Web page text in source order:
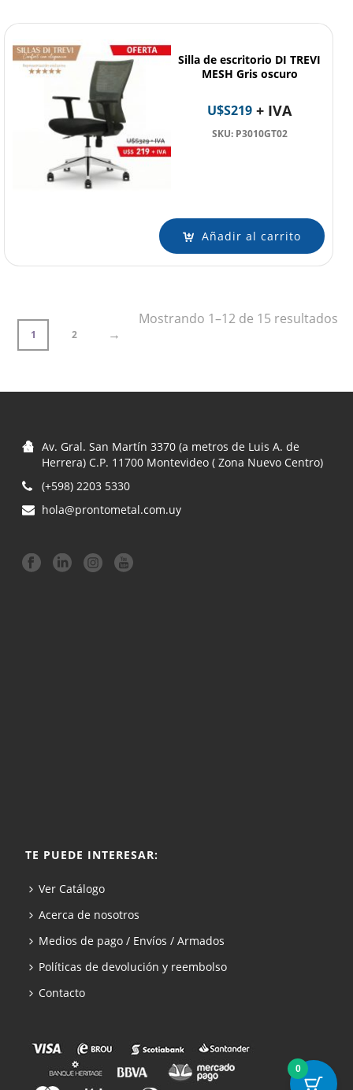
Silla de escritorio DI TREVI
MESH Gris oscuro
U$S219 + IVA
SKU: P3010GT02
Añadir al carrito
1 2 →
Mostrando 1–12 de 15 resultados
Av. Gral. San Martín 3370 (a metros de Luis A. de
Herrera) C.P. 11700 Montevideo ( Zona Nuevo Centro)
(+598) 2203 5330
hola@prontometal.com.uy
TE PUEDE INTERESAR:
Ver Catálogo
Acerca de nosotros
Medios de pago / Envíos / Armados
Políticas de devolución y reembolso
Contacto
0